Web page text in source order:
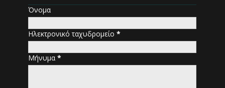
Όνομα
Ηλεκτρονικό ταχυδρομείο*
Μήνυμα*